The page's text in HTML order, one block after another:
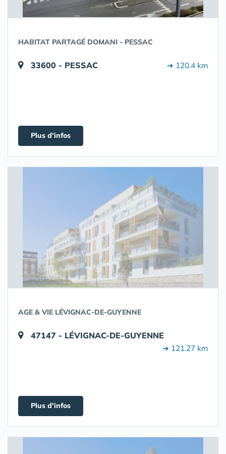
HABITAT PARTAGÉ DOMANI - PESSAC
33600 - PESSAC ➔ 120.4 km
Plus d'infos
AGE & VIE LÉVIGNAC-DE-GUYENNE
47147 - LÉVIGNAC-DE-GUYENNE
➔ 121.27 km
Plus d'infos